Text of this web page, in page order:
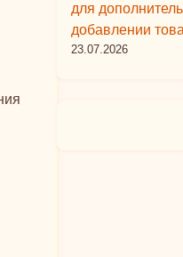
для
добавлении
23.07.2026